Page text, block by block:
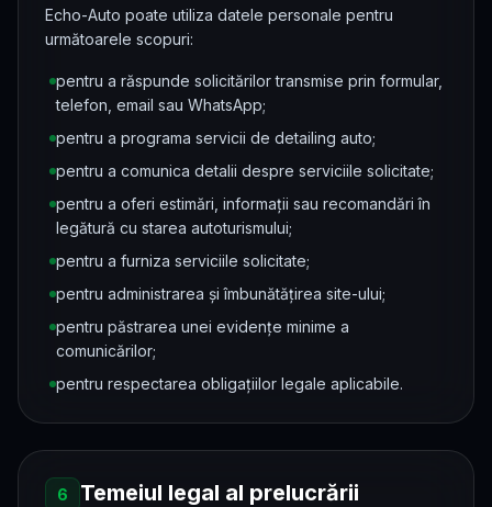
Echo-Auto poate utiliza datele personale pentru
următoarele scopuri:
pentru a răspunde solicitărilor transmise prin formular,
telefon, email sau WhatsApp;
pentru a programa servicii de detailing auto;
pentru a comunica detalii despre serviciile solicitate;
pentru a oferi estimări, informații sau recomandări în
legătură cu starea autoturismului;
pentru a furniza serviciile solicitate;
pentru administrarea și îmbunătățirea site-ului;
pentru păstrarea unei evidențe minime a
comunicărilor;
pentru respectarea obligațiilor legale aplicabile.
6 Temeiul legal al prelucrării